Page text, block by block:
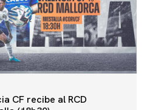
CF recibe al RCD